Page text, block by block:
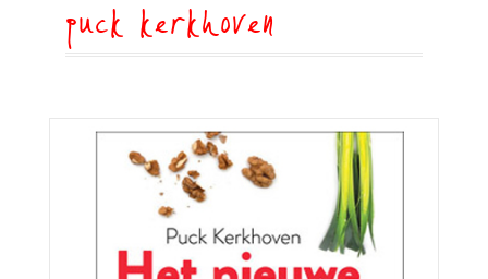
puck kerkhoven